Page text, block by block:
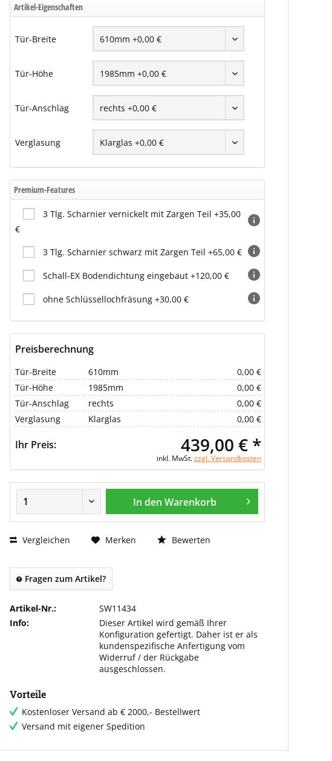
Artikel-Eigenschaften
Tür-Breite
Tür-Höhe
Tür-Anschlag
Verglasung
Premium-Features
3 Tlg. Scharnier vernickelt mit Zargen Teil +35,00
€
3 Tlg. Scharnier schwarz mit Zargen Teil +65,00 €
Schall-EX Bodendichtung eingebaut +120,00 €
ohne Schlüssellochfräsung +30,00 €
Preisberechnung
Tür-Breite 610mm
0,00 €
Tür-Höhe
1985mm
0,00 €
Tür-Anschlag
rechts
0,00 €
Verglasung
Klarglas 0,00 €
Ihr Preis: 439,00 € *
inkl. MwSt.zzgl. Versandkosten
In den Warenkorb
Vergleichen Merken Bewerten
Fragen zum Artikel?
Artikel-Nr.:
SW11434
Info:
Dieser Artikel wird gemäß Ihrer
Konfiguration gefertigt. Daher ist er als
kundenspezifische Anfertigung vom
Widerruf / der Rückgabe
ausgeschlossen.
Vorteile
Kostenloser Versand ab € 2000,- Bestellwert
Versand mit eigener Spedition